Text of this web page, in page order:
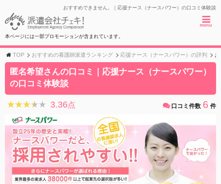
おすすめできません。｜応援ナース（ナースパワー）の口コミ体験談
menu
本ページには一部プロモーションが含まれています。
TOP おすすめの看護師派遣ランキング 応援ナース（ナースパワー）の評判
匿名希望さんの口コミ｜応援ナース（ナースパワー）
の口コミ体験談
★★★★★
★★★★★ 3.36点 口コミ件数 6 件